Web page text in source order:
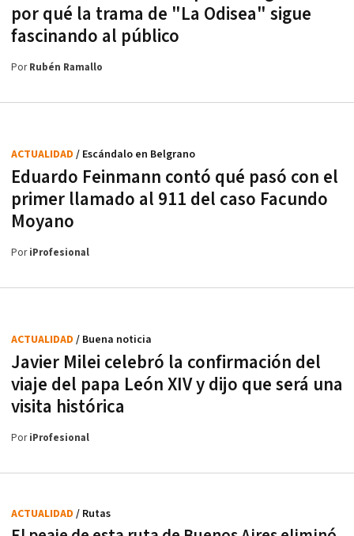
por qué la trama de "La Odisea" sigue
fascinando al público
PorRubén Ramallo
Eduardo Feinmann contó qué pasó con el
primer llamado al 911 del caso Facundo
Moyano
ACTUALIDAD / Escándalo en Belgrano
PoriProfesional
Javier Milei celebró la confirmación del
viaje del papa León XIV y dijo que será una
visita histórica
ACTUALIDAD / Buena noticia
PoriProfesional
ACTUALIDAD / Rutas